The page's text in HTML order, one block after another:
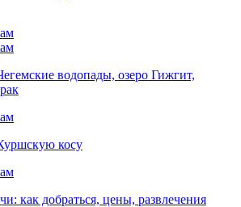
водопады, озеро Гижгит,
косу
как добраться, цены, развлечения